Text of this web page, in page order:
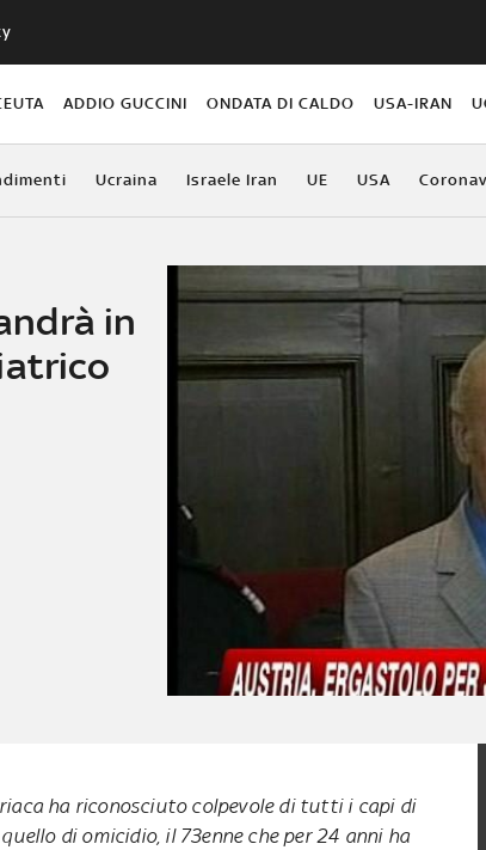
ADDIO GUCCINI ONDATA DI CALDO USA-IRAN
Ucraina Israele Iran UE USA
in
ha riconosciuto colpevole di tutti i capi di
di omicidio, il 73enne che per 24 anni ha